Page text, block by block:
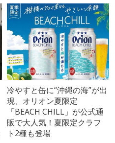
冷やすと缶に“沖縄の海”が出
現、オリオン夏限定
「BEACH CHILL」が公式通
販で大人気！夏限定クラフ
ト2種も登場